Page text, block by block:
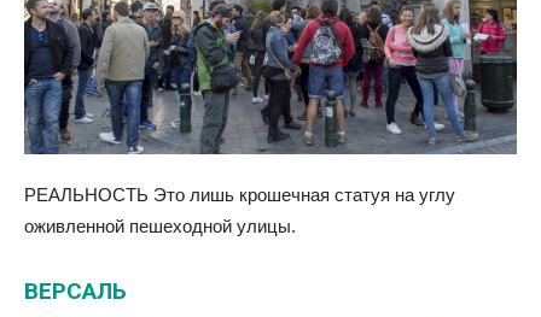
РЕАЛЬНОСТЬ Это лишь крошечная статуя на углу
оживленной пешеходной улицы.
ВЕРСАЛЬ